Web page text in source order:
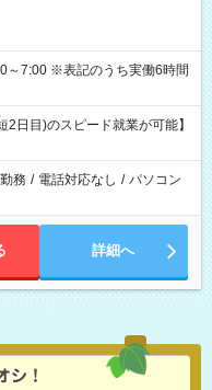
実働6時間
日目)のスピード就業が可能】
務 / 電話対応なし / パソコン
詳細へ